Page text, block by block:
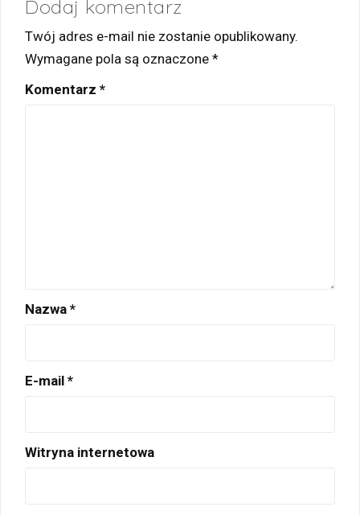
Dodaj komentarz
Twój adres e-mail nie zostanie opublikowany.
Wymagane pola są oznaczone *
Komentarz *
Nazwa *
E-mail *
Witryna internetowa